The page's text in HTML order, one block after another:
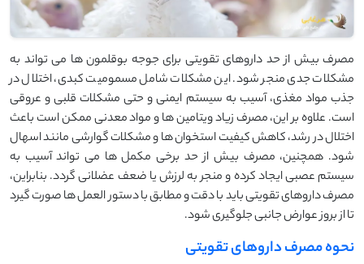
مصرف بیش از حد داروهای تقویتی برای جوجه بوقلمون ‌ها می ‌تواند به
مشکلات جدی منجر شود. این مشکلات شامل مسمومیت کبدی، اختلال در
جذب مواد مغذی، آسیب به سیستم ایمنی و حتی مشکلات قلبی و عروقی
است. علاوه بر این، مصرف زیاد ویتامین‌ ها و مواد معدنی ممکن است باعث
اختلال در رشد، کاهش کیفیت استخوان‌ ها و مشکلات گوارشی مانند اسهال
شود. همچنین، مصرف بیش از حد برخی مکمل ‌ها می ‌تواند آسیب به
سیستم عصبی ایجاد کرده و منجر به لرزش یا ضعف عضلانی گردد. بنابراین،
مصرف داروهای تقویتی باید با دقت و مطابق با دستور العمل‌ ها صورت گیرد
تا از بروز عوارض جانبی جلوگیری شود.
نحوه مصرف داروهای تقویتی